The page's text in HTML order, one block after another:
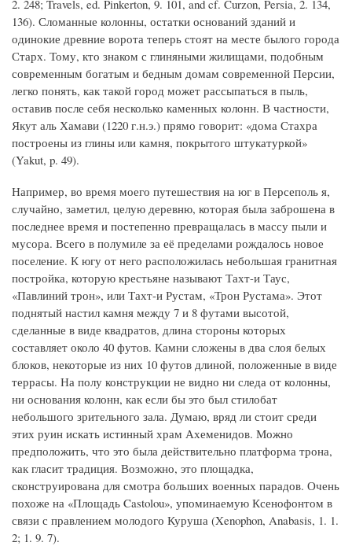
2. 248; Travels, ed. Pinkerton, 9. 101, and cf. Curzon, Persia, 2. 134,
136). Сломанные колонны, остатки оснований зданий и
одинокие древние ворота теперь стоят на месте былого города
Старх. Тому, кто знаком с глиняными жилищами, подобным
современным богатым и бедным домам современной Персии,
легко понять, как такой город может рассыпаться в пыль,
оставив после себя несколько каменных колонн. В частности,
Якут аль Хамави (1220 г.н.э.) прямо говорит: «дома Стахра
построены из глины или камня, покрытого штукатуркой»
(Yakut, p. 49).
Например, во время моего путешествия на юг в Персеполь я,
случайно, заметил, целую деревню, которая была заброшена в
последнее время и постепенно превращалась в массу пыли и
мусора. Всего в полумиле за её пределами рождалось новое
поселение. К югу от него расположилась небольшая гранитная
постройка, которую крестьяне называют Тахт-и Таус,
«Павлиний трон», или Тахт-и Рустам, «Трон Рустама». Этот
поднятый настил камня между 7 и 8 футами высотой,
сделанные в виде квадратов, длина стороны которых
составляет около 40 футов. Камни сложены в два слоя белых
блоков, некоторые из них 10 футов длиной, положенные в виде
террасы. На полу конструкции не видно ни следа от колонны,
ни основания колонн, как если бы это был стилобат
небольшого зрительного зала. Думаю, вряд ли стоит среди
этих руин искать истинный храм Ахеменидов. Можно
предположить, что это была действительно платформа трона,
как гласит традиция. Возможно, это площадка,
сконструирована для смотра больших военных парадов. Очень
похоже на «Площадь Castolou», упоминаемую Ксенофонтом в
связи с правлением молодого Куруша (Xenophon, Anabasis, 1. 1.
2; 1. 9. 7).